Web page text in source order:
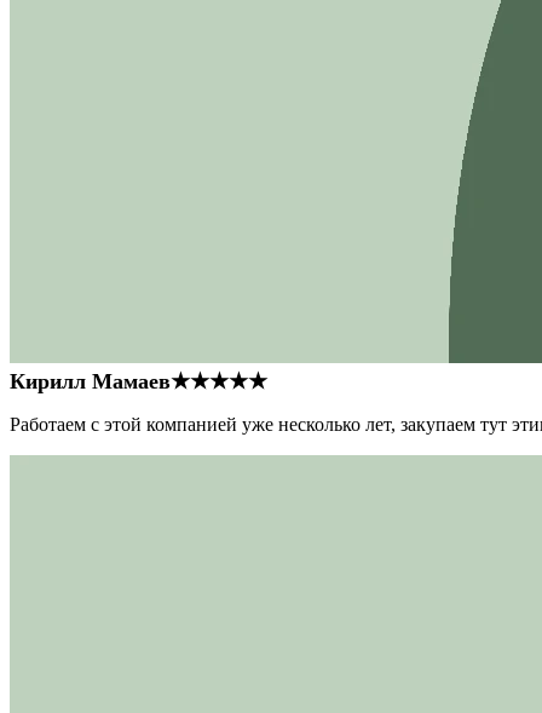
Кирилл Мамаев★★★★★
Работаем с этой компанией уже несколько лет, закупаем тут